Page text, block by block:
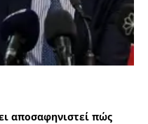
αποσαφηνιστεί πώς